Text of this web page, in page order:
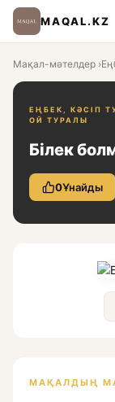
MAQAL.KZ
Мақал-мәтелдер ›
ЕҢБЕК, КӘСІП
ОЙ ТУРАЛЫ
Білек
0Ұнайды
МАҚАЛДЫҢ